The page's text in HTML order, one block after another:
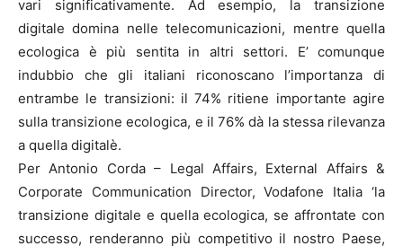
vari significativamente. Ad esempio, la transizione
digitale domina nelle telecomunicazioni, mentre quella
ecologica è più sentita in altri settori. E’ comunque
indubbio che gli italiani riconoscano l’importanza di
entrambe le transizioni: il 74% ritiene importante agire
sulla transizione ecologica, e il 76% dà la stessa rilevanza
a quella digitalè.
Per Antonio Corda – Legal Affairs, External Affairs &
Corporate Communication Director, Vodafone Italia ‘la
transizione digitale e quella ecologica, se affrontate con
successo, renderanno più competitivo il nostro Paese,